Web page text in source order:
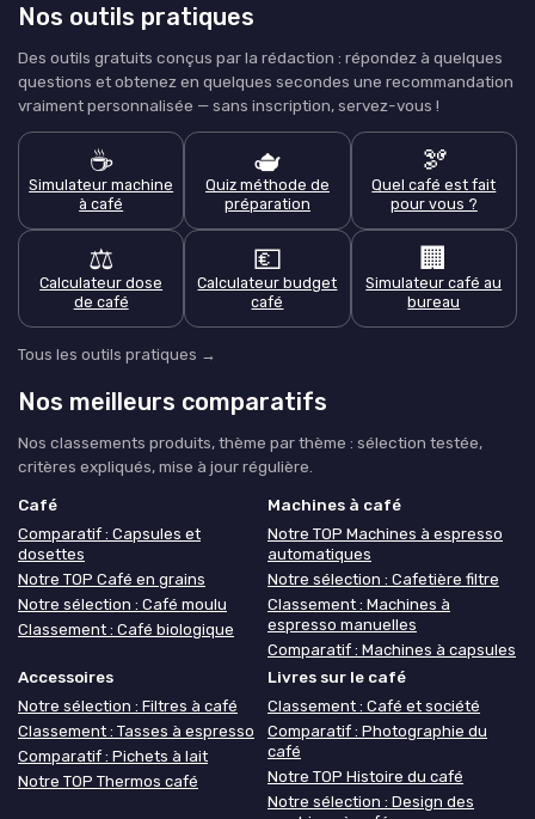
Nos outils pratiques
Des outils gratuits conçus par la rédaction : répondez à quelques
questions et obtenez en quelques secondes une recommandation
vraiment personnalisée — sans inscription, servez-vous !
☕
Simulateur machine
à café
🫖
Quiz méthode de
préparation
🫘
Quel café est fait
pour vous ?
⚖️
Calculateur dose
de café
💶
Calculateur budget
café
🏢
Simulateur café au
bureau
Tous les outils pratiques →
Nos meilleurs comparatifs
Nos classements produits, thème par thème : sélection testée,
critères expliqués, mise à jour régulière.
Café
Comparatif : Capsules et
dosettes
Notre TOP Café en grains
Notre sélection : Café moulu
Classement : Café biologique
Machines à café
Notre TOP Machines à espresso
automatiques
Notre sélection : Cafetière filtre
Classement : Machines à
espresso manuelles
Comparatif : Machines à capsules
Accessoires
Notre sélection : Filtres à café
Classement : Tasses à espresso
Comparatif : Pichets à lait
Notre TOP Thermos café
Livres sur le café
Classement : Café et société
Comparatif : Photographie du
café
Notre TOP Histoire du café
Notre sélection : Design des